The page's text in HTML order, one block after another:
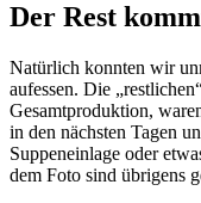
Der Rest
Natürlich konnten wir
aufessen. Die
Gesamtproduktion,
in den nächsten Tagen
Suppeneinlage oder
dem Foto sind übrigens